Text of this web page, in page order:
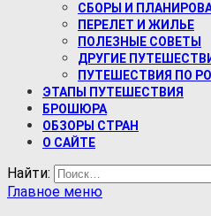
СБОРЫ И
ПЕРЕЛЕТ И ЖИЛЬЕ
ПОЛЕЗНЫЕ СОВЕТЫ
ДРУГИЕ
ПУТЕШЕСТВИЯ ПО
ЭТАПЫ ПУТЕШЕСТВИЯ
БРОШЮРА
ОБЗОРЫ СТРАН
О САЙТЕ
Найти:
Главное меню